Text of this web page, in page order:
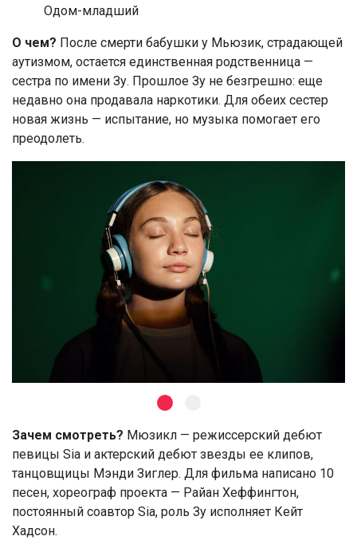
Одом-младший
О чем? После смерти бабушки у Мьюзик, страдающей
аутизмом, остается единственная родственница —
сестра по имени Зу. Прошлое Зу не безгрешно: еще
недавно она продавала наркотики. Для обеих сестер
новая жизнь — испытание, но музыка помогает его
преодолеть.
Зачем смотреть? Мюзикл — режиссерский дебют
певицы Sia и актерский дебют звезды ее клипов,
танцовщицы Мэнди Зиглер. Для фильма написано 10
песен, хореограф проекта — Райан Хеффингтон,
постоянный соавтор Sia, роль Зу исполняет Кейт
Хадсон.